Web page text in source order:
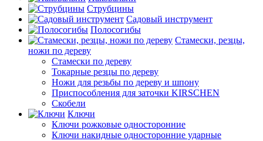
Струбцины
Садовый инструмент
Полосогибы
Стамески, резцы,
ножи по дереву
Стамески по дереву
Токарные резцы по дереву
Ножи для резьбы по дереву и шпону
Приспособления для заточки KIRSCHEN
Скобели
Ключи
Ключи рожковые односторонние
Ключи накидные односторонние ударные